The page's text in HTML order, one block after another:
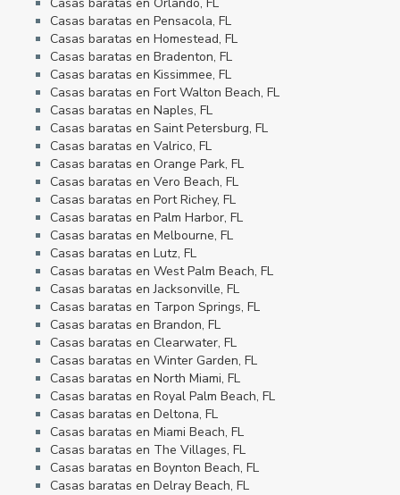
Casas baratas en Pensacola, FL
Casas baratas en Homestead, FL
Casas baratas en Bradenton, FL
Casas baratas en Kissimmee, FL
Casas baratas en Fort Walton Beach, FL
Casas baratas en Naples, FL
Casas baratas en Saint Petersburg, FL
Casas baratas en Valrico, FL
Casas baratas en Orange Park, FL
Casas baratas en Vero Beach, FL
Casas baratas en Port Richey, FL
Casas baratas en Palm Harbor, FL
Casas baratas en Melbourne, FL
Casas baratas en Lutz, FL
Casas baratas en West Palm Beach, FL
Casas baratas en Jacksonville, FL
Casas baratas en Tarpon Springs, FL
Casas baratas en Brandon, FL
Casas baratas en Clearwater, FL
Casas baratas en Winter Garden, FL
Casas baratas en North Miami, FL
Casas baratas en Royal Palm Beach, FL
Casas baratas en Deltona, FL
Casas baratas en Miami Beach, FL
Casas baratas en The Villages, FL
Casas baratas en Boynton Beach, FL
Casas baratas en Delray Beach, FL